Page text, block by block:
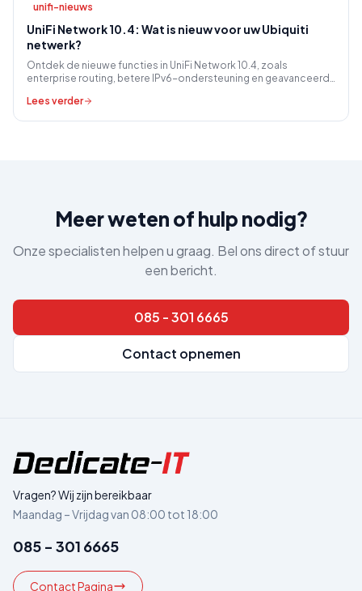
unifi-nieuws
UniFi Network 10.4: Wat is nieuw voor uw Ubiquiti
netwerk?
Ontdek de nieuwe functies in UniFi Network 10.4, zoals
enterprise routing, betere IPv6-ondersteuning en geavanceerd
Lees verder
Meer weten of hulp nodig?
Onze specialisten helpen u graag. Bel ons direct of stuur
een bericht.
085 - 301 6665
Contact opnemen
Vragen? Wij zijn bereikbaar
Maandag – Vrijdag van 08:00 tot 18:00
085 - 301 6665
Contact Pagina